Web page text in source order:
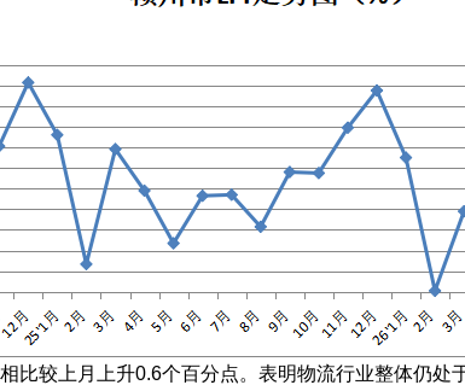
比较上月 上升0.6个百分点。表明物流行业整体仍处